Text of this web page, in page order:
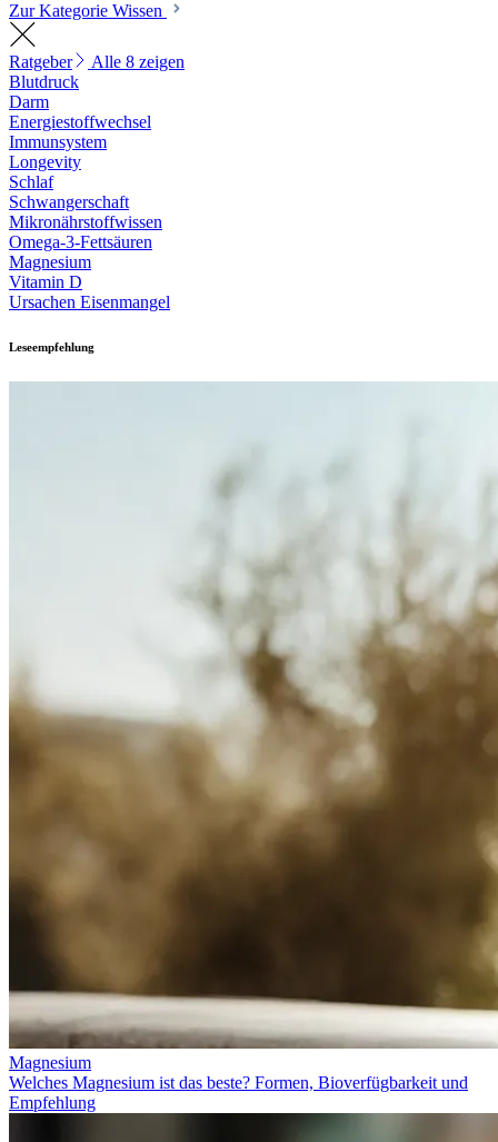
Zur Kategorie Wissen
Ratgeber
Alle 8 zeigen
Blutdruck
Darm
Energiestoffwechsel
Immunsystem
Longevity
Schlaf
Schwangerschaft
Mikronährstoffwissen
Omega-3-Fettsäuren
Magnesium
Vitamin D
Ursachen Eisenmangel
Leseempfehlung
Magnesium
Welches Magnesium ist das beste? Formen, Bioverfügbarkeit und
Empfehlung